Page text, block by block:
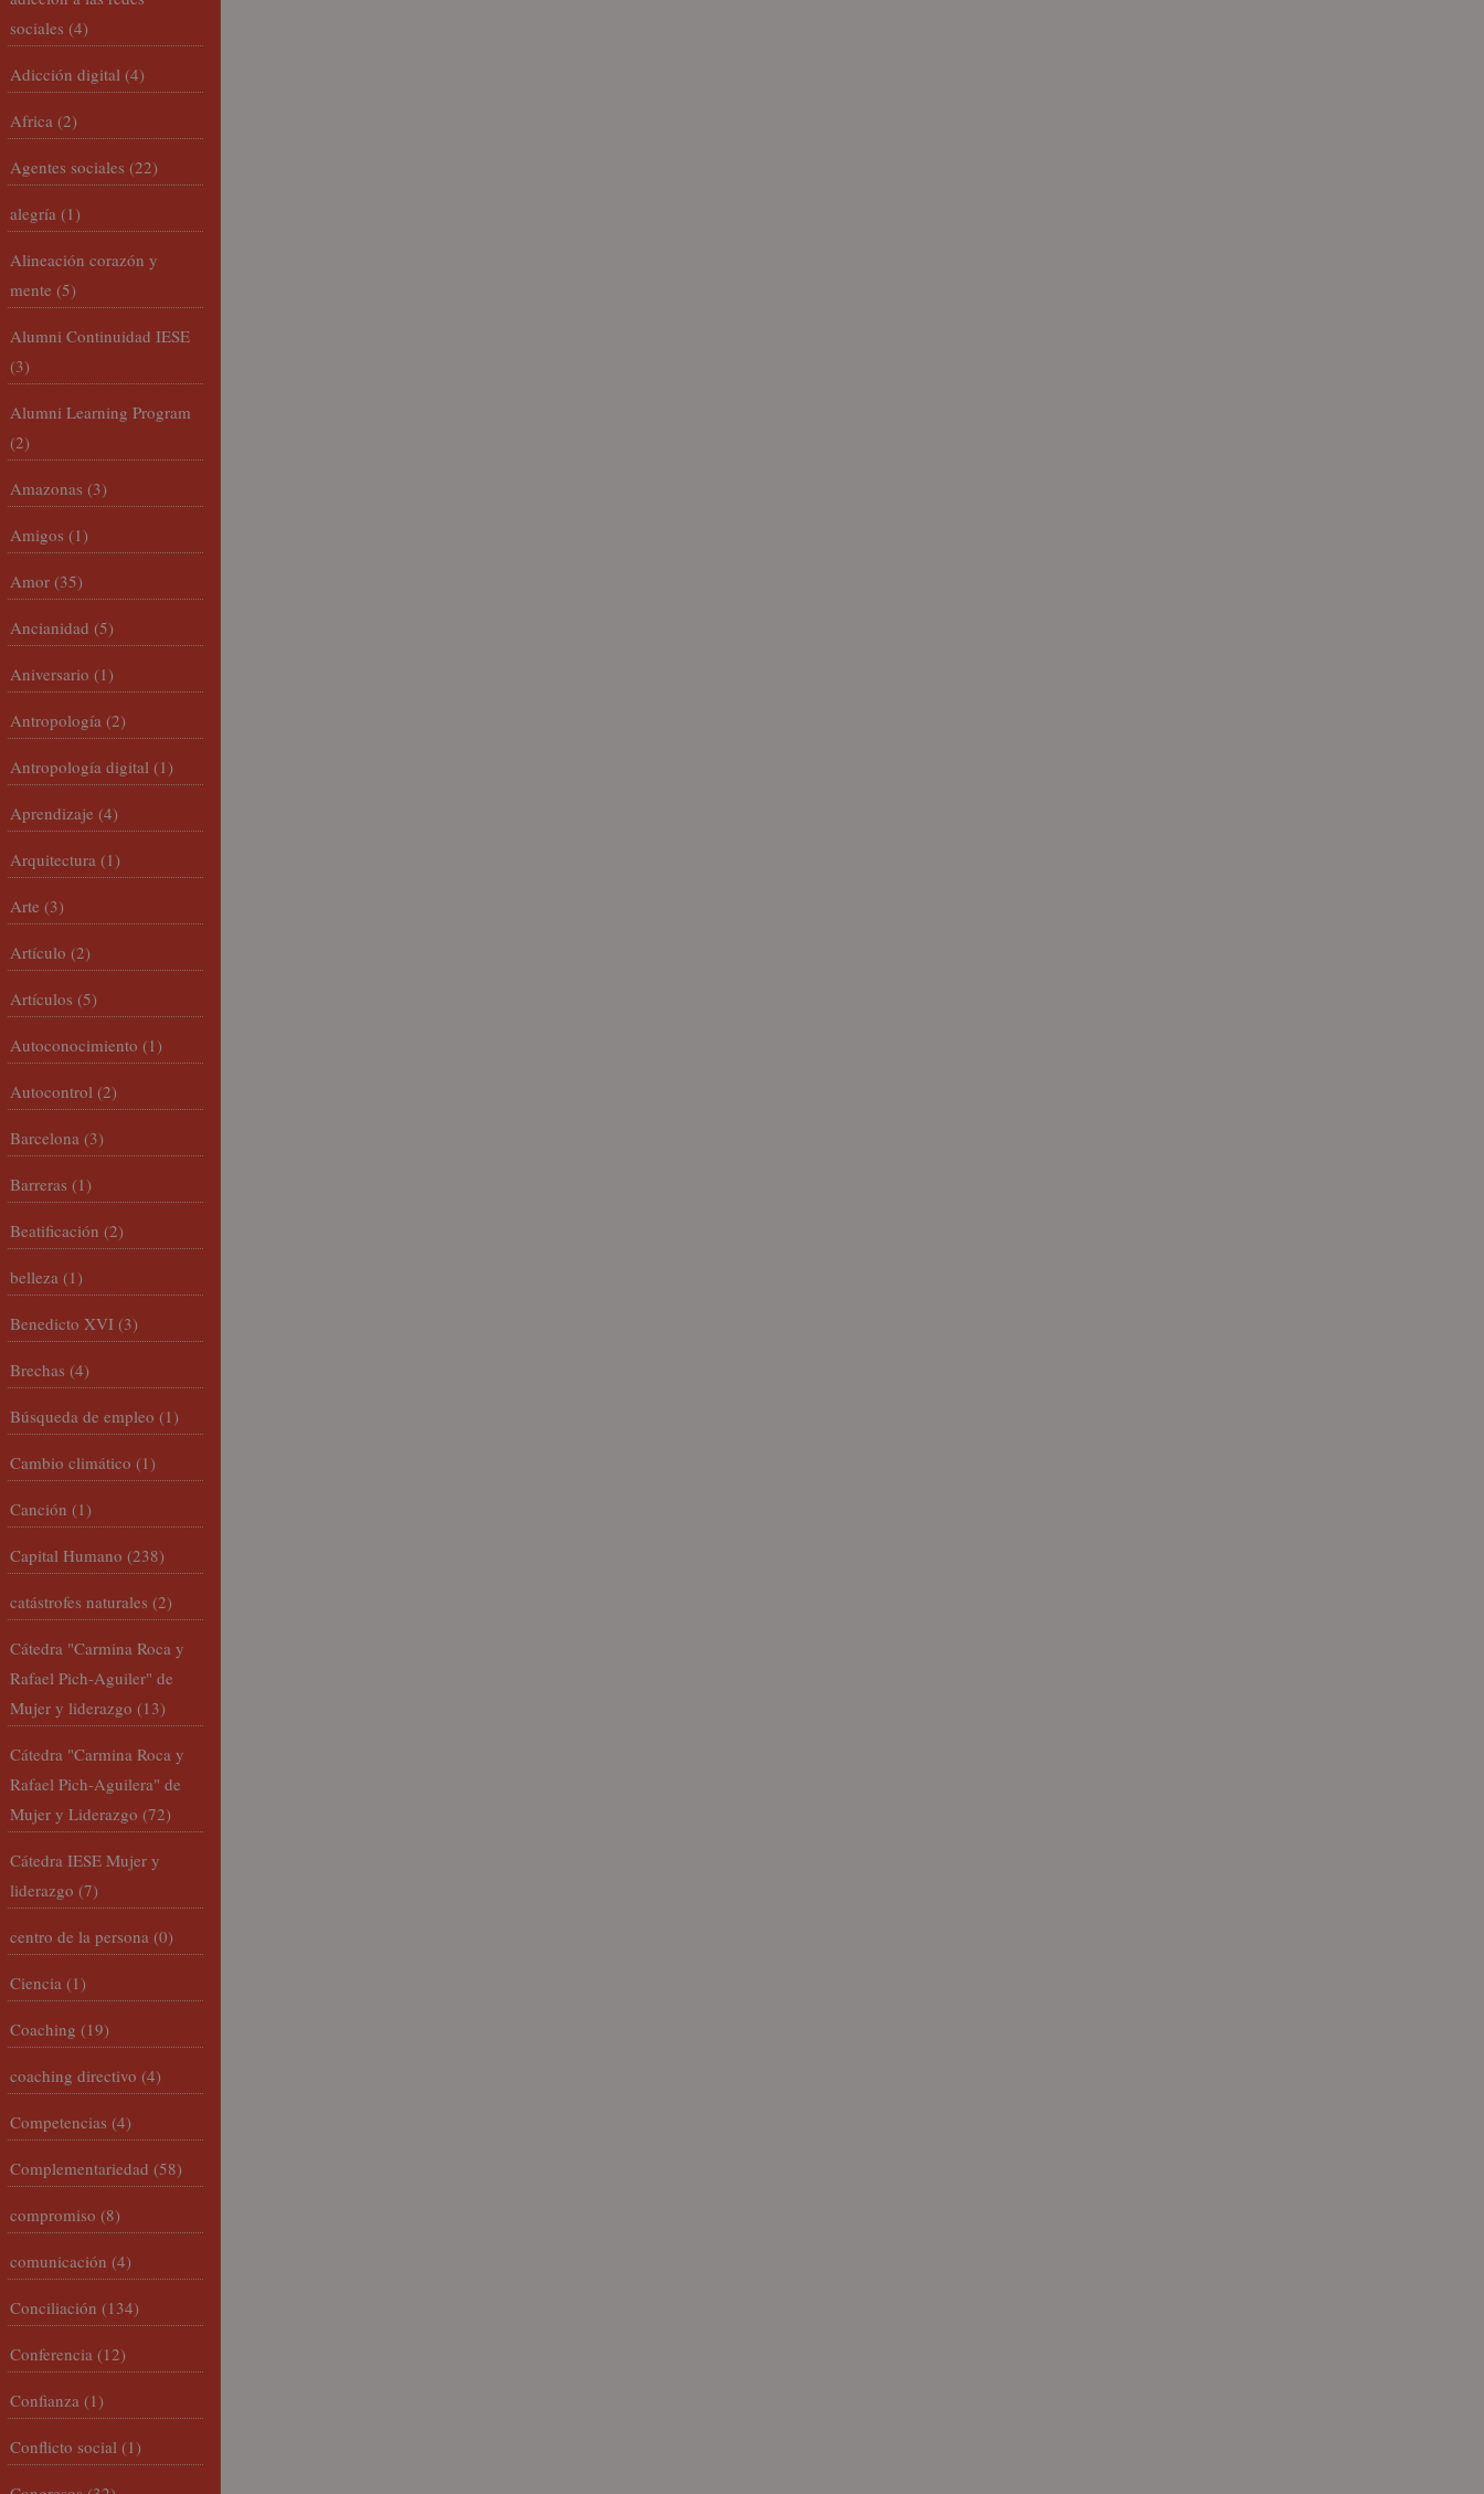
sociales (4)
Adicción digital (4)
Africa (2)
Agentes sociales (22)
alegría (1)
Alineación corazón y
mente (5)
Alumni Continuidad IESE
(3)
Alumni Learning Program
(2)
Amazonas (3)
Amigos (1)
Amor (35)
Ancianidad (5)
Aniversario (1)
Antropología (2)
Antropología digital (1)
Aprendizaje (4)
Arquitectura (1)
Arte (3)
Artículo (2)
Artículos (5)
Autoconocimiento (1)
Autocontrol (2)
Barcelona (3)
Barreras (1)
Beatificación (2)
belleza (1)
Benedicto XVI (3)
Brechas (4)
Búsqueda de empleo (1)
Cambio climático (1)
Canción (1)
Capital Humano (238)
catástrofes naturales (2)
Cátedra "Carmina Roca y
Rafael Pich-Aguiler" de
Mujer y liderazgo (13)
Cátedra "Carmina Roca y
Rafael Pich-Aguilera" de
Mujer y Liderazgo (72)
Cátedra IESE Mujer y
liderazgo (7)
centro de la persona (0)
Ciencia (1)
Coaching (19)
coaching directivo (4)
Competencias (4)
Complementariedad (58)
compromiso (8)
comunicación (4)
Conciliación (134)
Conferencia (12)
Confianza (1)
Conflicto social (1)